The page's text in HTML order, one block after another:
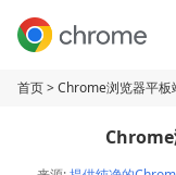
首页> Chrome浏览器平板
Chrome